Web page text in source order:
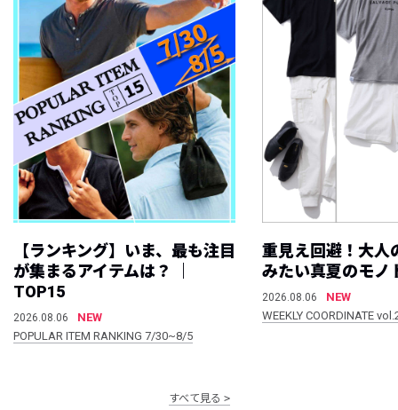
【ランキング】いま、最も注目
が集まるアイテムは？ ｜
TOP15
2026.08.06
NEW
POPULAR ITEM RANKING 7/30~8/5
重見え回避！大人
みたい真夏のモノ
2026.08.06
NEW
WEEKLY COORDINATE
すべて見る